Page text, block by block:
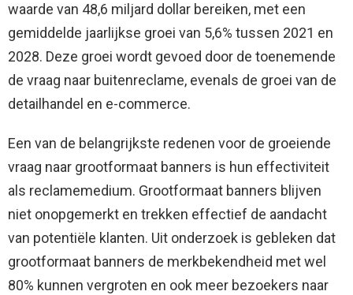
waarde van 48,6 miljard dollar bereiken, met een
gemiddelde jaarlijkse groei van 5,6% tussen 2021 en
2028. Deze groei wordt gevoed door de toenemende
de vraag naar buitenreclame, evenals de groei van de
detailhandel en e-commerce.
Een van de belangrijkste redenen voor de groeiende
vraag naar grootformaat banners is hun effectiviteit
als reclamemedium. Grootformaat banners blijven
niet onopgemerkt en trekken effectief de aandacht
van potentiële klanten. Uit onderzoek is gebleken dat
grootformaat banners de merkbekendheid met wel
80% kunnen vergroten en ook meer bezoekers naar